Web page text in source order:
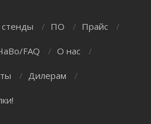
/ ПО / Прайс /
FAQ / О нас /
/ Дилерам /